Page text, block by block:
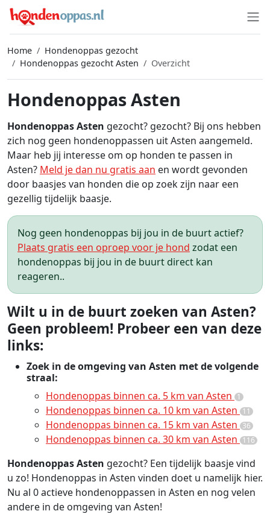
Home
Hondenoppas gezocht
Hondenoppas gezocht Asten
Overzicht
Hondenoppas Asten
Hondenoppas Asten gezocht? gezocht? Bij ons hebben
zich nog geen hondenoppassen uit Asten aangemeld.
Maar heb jij interesse om op honden te passen in
Asten? Meld je dan nu gratis aan en wordt gevonden
door baasjes van honden die op zoek zijn naar een
gezellig tijdelijk baasje.
Nog geen hondenoppas bij jou in de buurt actief?
Plaats gratis een oproep voor je hond zodat een
hondenoppas bij jou in de buurt direct kan
reageren..
Wilt u in de buurt zoeken van Asten?
Geen probleem! Probeer een van deze
links:
Zoek in de omgeving van Asten met de volgende
straal:
Hondenoppas binnen ca. 5 km van Asten 1
Hondenoppas binnen ca. 10 km van Asten 11
Hondenoppas binnen ca. 15 km van Asten 36
Hondenoppas binnen ca. 30 km van Asten 116
Hondenoppas Asten gezocht? Een tijdelijk baasje vind
u zo! Hondenoppas in Asten vinden doet u namelijk hier.
Nu al 0 actieve hondenoppassen in Asten en nog velen
andere in de omgeving van Asten!